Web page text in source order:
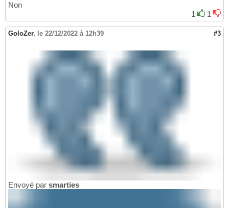
Non
1
1
GoloZer, le 22/12/2022 à 12h39 #3
Envoyé par smarties